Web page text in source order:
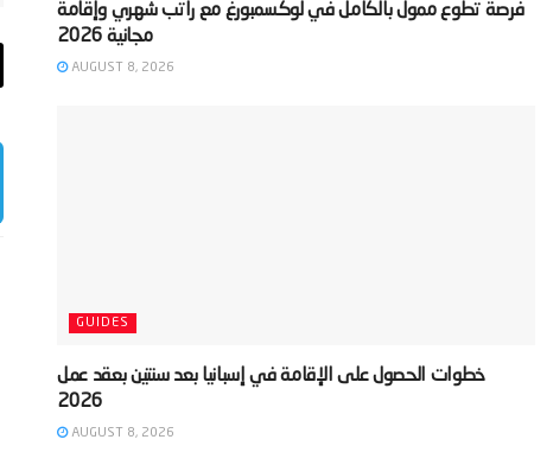
‫فرصة تطوع ممول بالكامل في لوكسمبورغ مع راتب شهري وإقامة
مجانية 2026‬
AUGUST 8, 2026
GUIDES
‫خطوات الحصول على الإقامة في إسبانيا بعد سنتين بعقد عمل
AUGUST 8, 2026